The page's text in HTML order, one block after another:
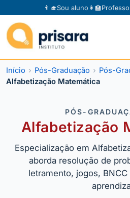
👨‍🎓Sou aluno 👩‍🏫
Início Pós-Graduação
Pós-
Alfabetização Matemática
PÓS-
Alfabetização
Especialização em
aborda resolução de
letramento, jogos,